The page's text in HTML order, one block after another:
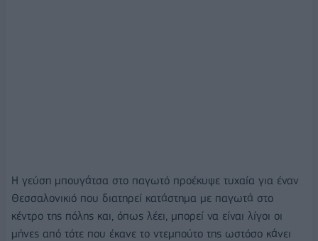
Η γεύση μπουγάτσα στο παγωτό προέκυψε τυχαία για έναν
Θεσσαλονικιό που διατηρεί κατάστημα με παγωτά στο
κέντρο της πόλης και, όπως λέει, μπορεί να είναι λίγοι οι
μήνες από τότε που έκανε το ντεμπούτο της ωστόσο κάνει